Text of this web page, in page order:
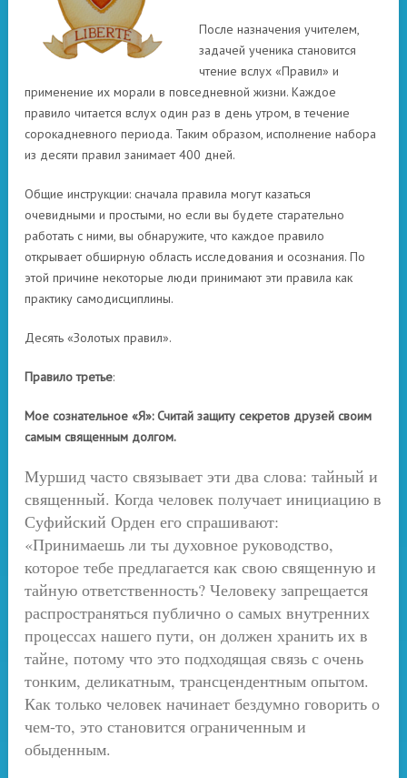
После назначения учителем,
задачей ученика становится
чтение вслух «Правил» и
применение их морали в повседневной жизни. Каждое
правило читается вслух один раз в день утром, в течение
сорокадневного периода. Таким образом, исполнение набора
из десяти правил занимает 400 дней.
Общие инструкции: сначала правила могут казаться
очевидными и простыми, но если вы будете старательно
работать с ними, вы обнаружите, что каждое правило
открывает обширную область исследования и осознания. По
этой причине некоторые люди принимают эти правила как
практику самодисциплины.
Десять «Золотых правил».
Правило третье:
Мое сознательное «Я»: Считай защиту секретов друзей своим
самым священным долгом.
Муршид часто связывает эти два слова: тайный и
священный. Когда человек получает инициацию в
Суфийский Орден его спрашивают:
«Принимаешь ли ты духовное руководство,
которое тебе предлагается как свою священную и
тайную ответственность? Человеку запрещается
распространяться публично о самых внутренних
процессах нашего пути, он должен хранить их в
тайне, потому что это подходящая связь с очень
тонким, деликатным, трансцендентным опытом.
Как только человек начинает бездумно говорить о
чем-то, это становится ограниченным и
обыденным.